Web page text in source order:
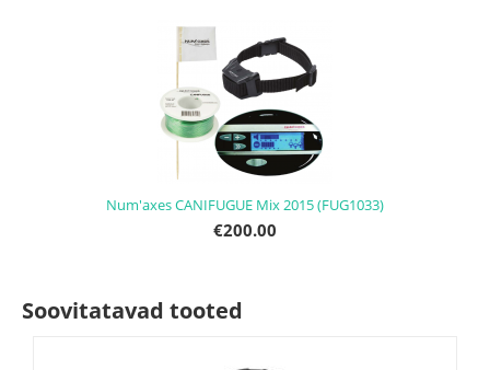
Num'axes CANIFUGUE Mix 2015 (FUG1033)
€200.00
Soovitatavad tooted